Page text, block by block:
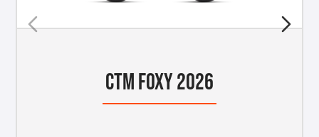
CTM FOXY 2026